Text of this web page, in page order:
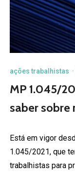
ações trabalhistas ·
MP 1.045/
saber sobre
Está em vigor
1.045/2021, que
trabalhistas para